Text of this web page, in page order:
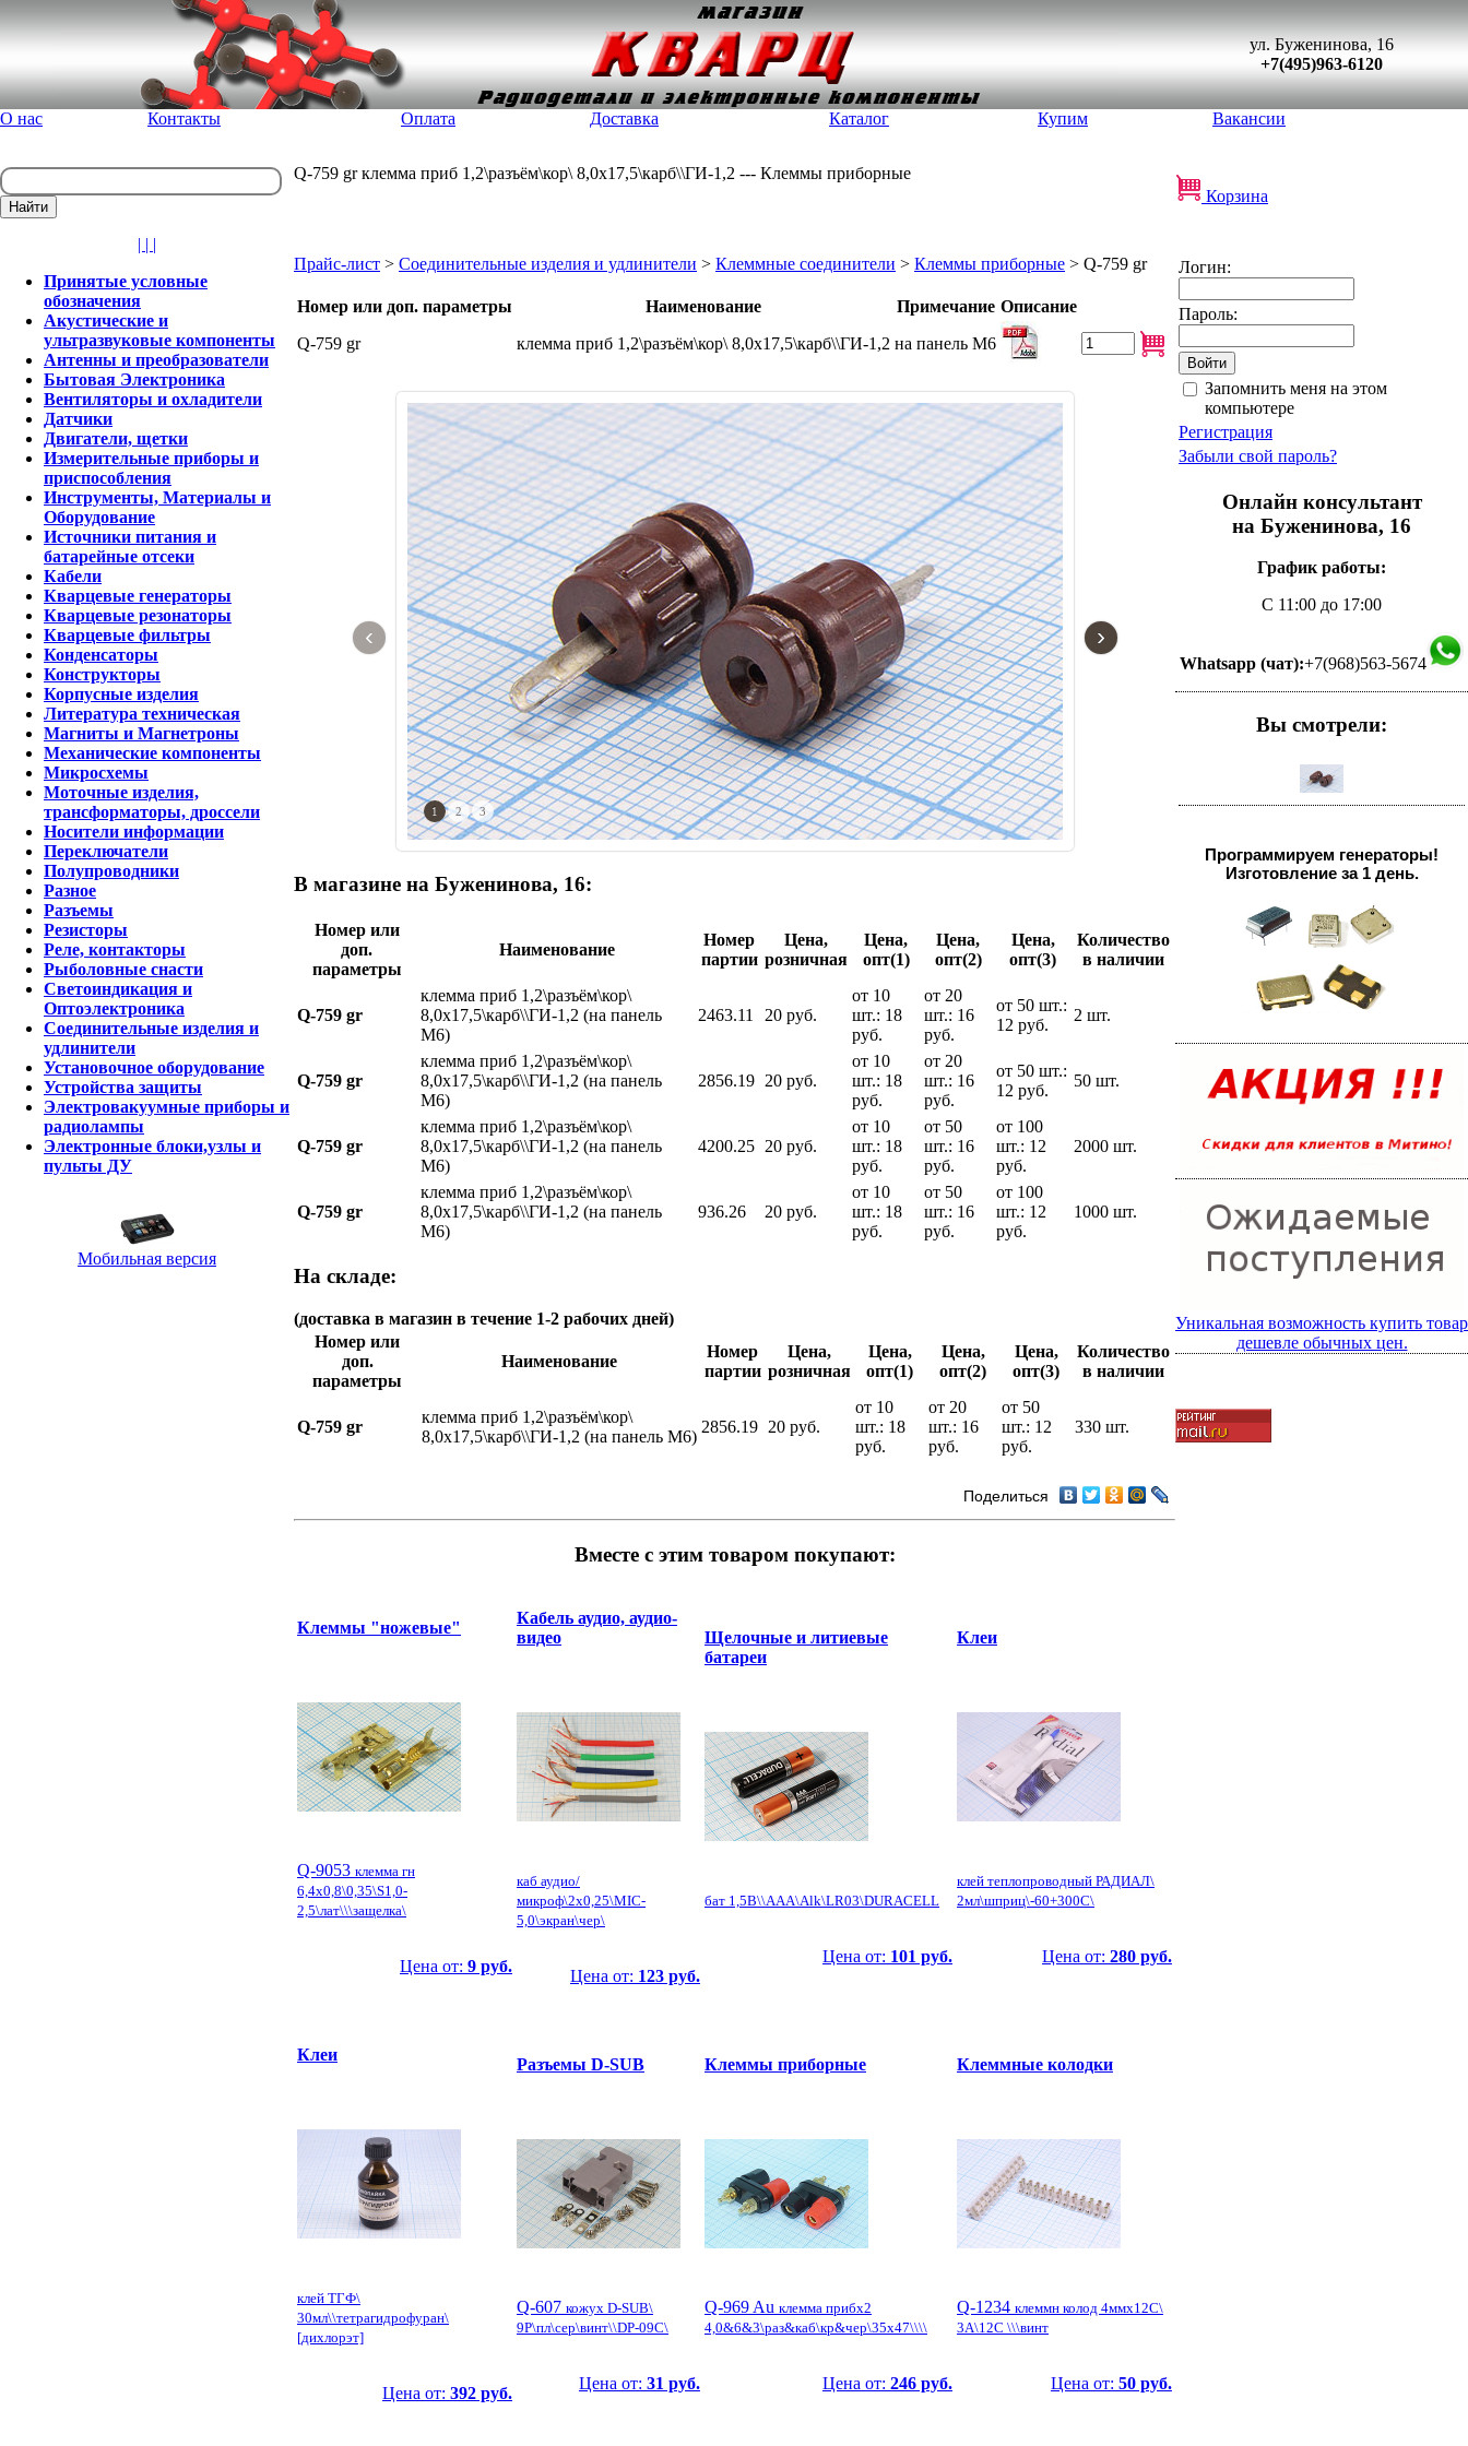
ул. Буженинова, 16
+7(495)963-6120
О нас Контакты Оплата Доставка Каталог Купим Вакансии
Q-759 gr клемма приб 1,2\разъём\кор\ 8,0x17,5\карб\\ГИ-1,2 --- Клеммы приборные
Корзина
| | |
Принятые условные
обозначения
Акустические и
ультразвуковые компоненты
Антенны и преобразователи
Бытовая Электроника
Вентиляторы и охладители
Датчики
Двигатели, щетки
Измерительные приборы и
приспособления
Инструменты, Материалы и
Оборудование
Источники питания и
батарейные отсеки
Кабели
Кварцевые генераторы
Кварцевые резонаторы
Кварцевые фильтры
Конденсаторы
Конструкторы
Корпусные изделия
Литература техническая
Магниты и Магнетроны
Механические компоненты
Микросхемы
Моточные изделия,
трансформаторы, дроссели
Носители информации
Переключатели
Полупроводники
Разное
Разъемы
Резисторы
Реле, контакторы
Рыболовные снасти
Светоиндикация и
Оптоэлектроника
Соединительные изделия и
удлинители
Установочное оборудование
Устройства защиты
Электровакуумные приборы и
радиолампы
Электронные блоки,узлы и
пульты ДУ
Мобильная версия
Прайс-лист > Соединительные изделия и удлинители > Клеммные соединители > Клеммы приборные > Q-759 gr
Номер или доп. параметры Наименование Примечание Описание
Q-759 gr
клемма приб 1,2\разъём\кор\ 8,0x17,5\карб\\ГИ-1,2 на панель М6
‹ ›
1 2 3
В магазине на Буженинова, 16:
Номер или
доп.
параметры
Наименование
Номер
партии
Цена,
розничная
Цена,
опт(1)
Цена,
опт(2)
Цена,
опт(3)
Количество
в наличии
Q-759 gr
клемма приб 1,2\разъём\кор\
8,0x17,5\карб\\ГИ-1,2 (на панель
М6)
2463.11 20 руб.
от 10
шт.: 18
руб.
от 20
шт.: 16
руб.
от 50 шт.:
12 руб.
2 шт.
Q-759 gr
клемма приб 1,2\разъём\кор\
8,0x17,5\карб\\ГИ-1,2 (на панель
М6)
2856.19 20 руб.
от 10
шт.: 18
руб.
от 20
шт.: 16
руб.
от 50 шт.:
12 руб.
50 шт.
Q-759 gr
клемма приб 1,2\разъём\кор\
8,0x17,5\карб\\ГИ-1,2 (на панель
М6)
4200.25 20 руб.
от 10
шт.: 18
руб.
от 50
шт.: 16
руб.
от 100
шт.: 12
руб.
2000 шт.
Q-759 gr
клемма приб 1,2\разъём\кор\
8,0x17,5\карб\\ГИ-1,2 (на панель
М6)
936.26 20 руб.
от 10
шт.: 18
руб.
от 50
шт.: 16
руб.
от 100
шт.: 12
руб.
1000 шт.
На складе:
(доставка в магазин в течение 1-2 рабочих дней)
Номер или
доп.
параметры
Наименование
Номер
партии
Цена,
розничная
Цена,
опт(1)
Цена,
опт(2)
Цена,
опт(3)
Количество
в наличии
Q-759 gr
клемма приб 1,2\разъём\кор\
8,0x17,5\карб\\ГИ-1,2 (на панель М6)
2856.19 20 руб.
от 10
шт.: 18
руб.
от 20
шт.: 16
руб.
от 50
шт.: 12
руб.
330 шт.
Поделиться
Вместе с этим товаром покупают:
Клеммы "ножевые"
Q-9053 клемма гн
6,4x0,8\0,35\S1,0-
2,5\лат\\\защелка\
Цена от: 9 руб.
Кабель аудио, аудио-
видео
каб аудио/
микроф\2x0,25\MIC-
5,0\экран\чер\
Цена от: 123 руб.
Щелочные и литиевые
батареи
бат 1,5В\\AAA\Alk\LR03\DURACELL
Цена от: 101 руб.
Клеи
клей теплопроводный РАДИАЛ\
2мл\шприц\-60+300С\
Цена от: 280 руб.
Клеи
клей ТГФ\
30мл\\тетрагидрофуран\
[дихлорэт]
Цена от: 392 руб.
Разъемы D-SUB
Q-607 кожух D-SUB\
9P\пл\сер\винт\\DP-09C\
Цена от: 31 руб.
Клеммы приборные
Q-969 Au клемма прибx2
4,0&6&3\раз&каб\кр&чер\35x47\\\\
Цена от: 246 руб.
Клеммные колодки
Q-1234 клеммн колод 4ммx12C\
3А\12C \\\винт
Цена от: 50 руб.
Логин:
Пароль:
Запомнить меня на этом
компьютере
Регистрация
Забыли свой пароль?
Онлайн консультант
на Буженинова, 16
График работы:
С 11:00 до 17:00
Whatsapp (чат):+7(968)563-5674
Вы смотрели:
Программируем генераторы!
Изготовление за 1 день.
Уникальная возможность купить товар
дешевле обычных цен.